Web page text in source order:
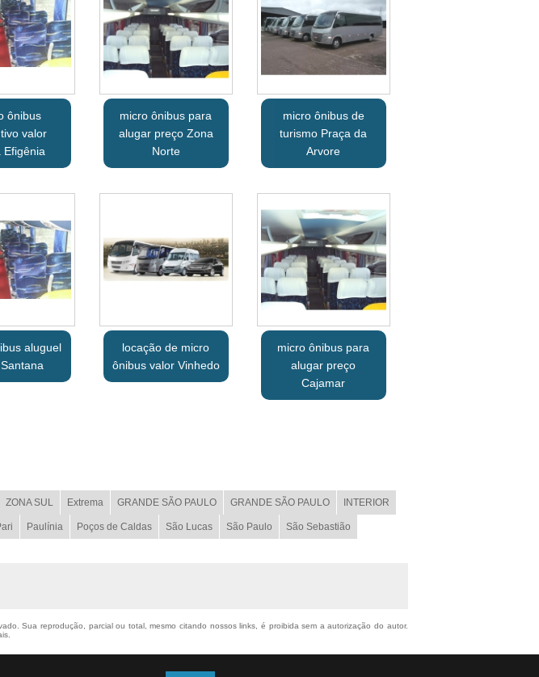
ônibus
valor
Efigênia
micro ônibus para
alugar preço Zona
Norte
micro ônibus de
turismo Praça da
Arvore
aluguel
locação de micro
ônibus valor Vinhedo
micro ônibus para
alugar preço
Cajamar
ZONA SUL Extrema GRANDE SÃO PAULO GRANDE SÃO PAULO INTERIOR
Paulínia Poços de Caldas São Lucas São Paulo São Sebastião
Sua reprodução, parcial ou total, mesmo citando nossos links, é proibida sem a autorização do autor.
.